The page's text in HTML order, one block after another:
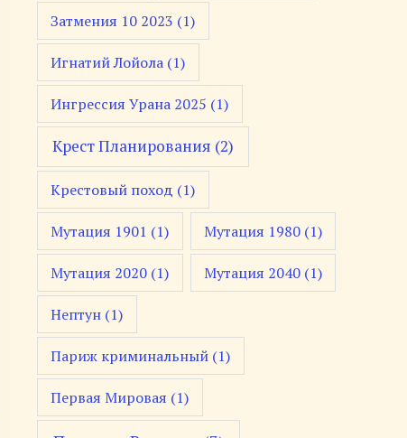
Затмения 10 2023 (1)
Игнатий Лойола (1)
Ингрессия Урана 2025 (1)
Крест Планирования (2)
Крестовый поход (1)
Мутация 1901 (1) Мутация 1980(1)
Мутация 2020 (1) Мутация 2040(1)
Нептун (1)
Париж криминальный (1)
Первая Мировая (1)